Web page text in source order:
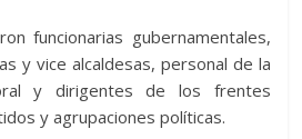
funcionarias gubernamentales,
y vice alcaldesas, personal de la
y dirigentes de los frentes
y agrupaciones políticas.